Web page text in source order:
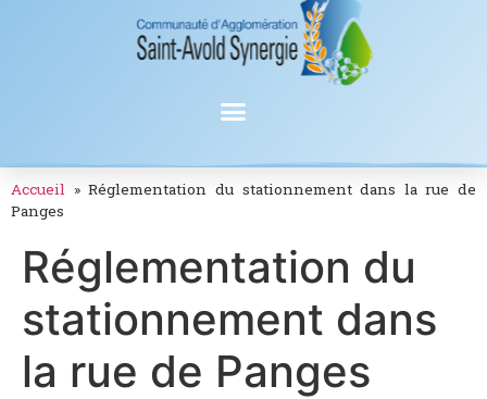
Accueil »Réglementation du stationnement dans la rue de
Panges
Réglementation du
stationnement dans
la rue de Panges